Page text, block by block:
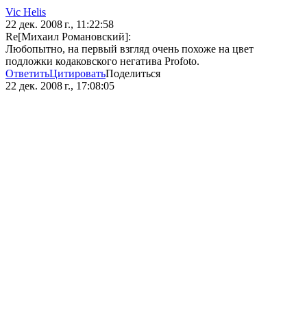
Vic Hеlis
22 дек. 2008 г., 11:22:58
Re[Михаил Романовский]:
Любопытно, на первый взгляд очень похоже на цвет
подложки кодаковского негатива Profoto.
ОтветитьЦитироватьПоделиться
22 дек. 2008 г., 17:08:05